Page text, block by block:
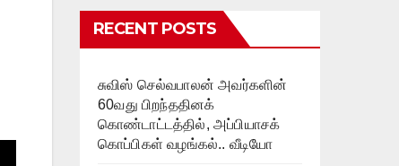
RECENT POSTS
சுவிஸ் செல்வபாலன் அவர்களின்
60வது பிறந்ததினக்
கொண்டாட்டத்தில், அப்பியாசக்
கொப்பிகள் வழங்கல்.. வீடியோ